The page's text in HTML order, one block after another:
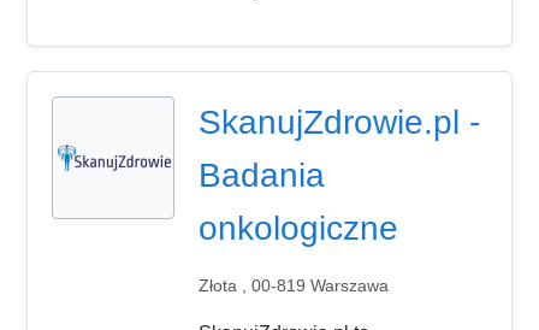
SkanujZdrowie.pl -
Badania
onkologiczne
Złota , 00-819 Warszawa